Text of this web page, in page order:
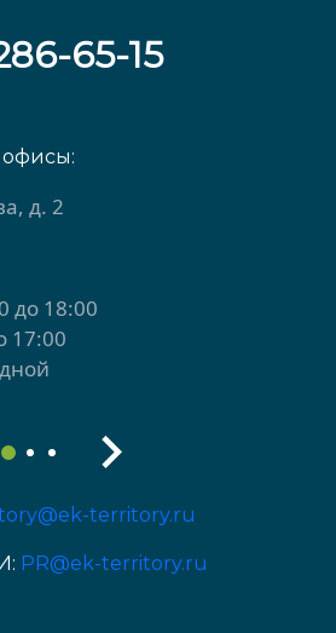
65-15
д. 2
до 18:00
17:00
territory.ru
PR@ek-territory.ru